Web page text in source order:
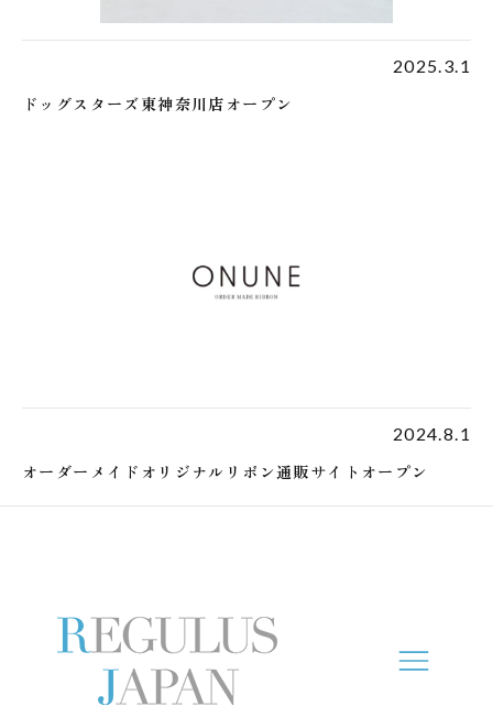
2025.3.1
ドッグスターズ東神奈川店オープン
2024.8.1
オーダーメイドオリジナルリボン通販サイトオープン